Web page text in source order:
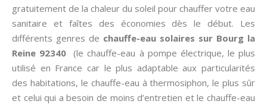
gratuitement de la chaleur du soleil pour chauffer votre eau
sanitaire et faîtes des économies dès le début. Les
différents genres de chauffe-eau solaires sur Bourg la
Reine 92340 (le chauffe-eau à pompe électrique, le plus
utilisé en France car le plus adaptable aux particularités
des habitations, le chauffe-eau à thermosiphon, le plus sûr
et celui qui a besoin de moins d’entretien et le chauffe-eau